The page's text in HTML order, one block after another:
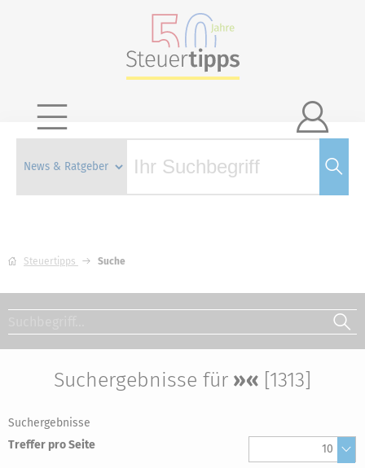

Steuertipps Suche
Suchergebnisse für »« [1313]
Suchergebnisse
Treffer pro Seite
10